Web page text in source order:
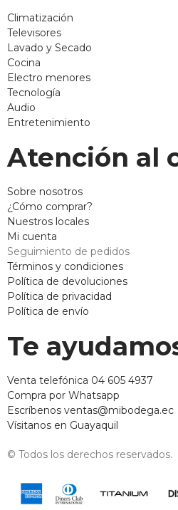
Climatización
Televisores
Lavado y Secado
Cocina
Electro menores
Tecnología
Audio
Entretenimiento
Atención al
Sobre nosotros
¿Cómo comprar?
Nuestros locales
Mi cuenta
Seguimiento de pedidos
Términos y condiciones
Política de devoluciones
Política de privacidad
Política de envío
Te
Venta telefónica 04 605 4937
Compra por Whatsapp
Escríbenos ventas@mibodega.ec
Vísitanos en Guayaquil
© Todos los derechos reservados.